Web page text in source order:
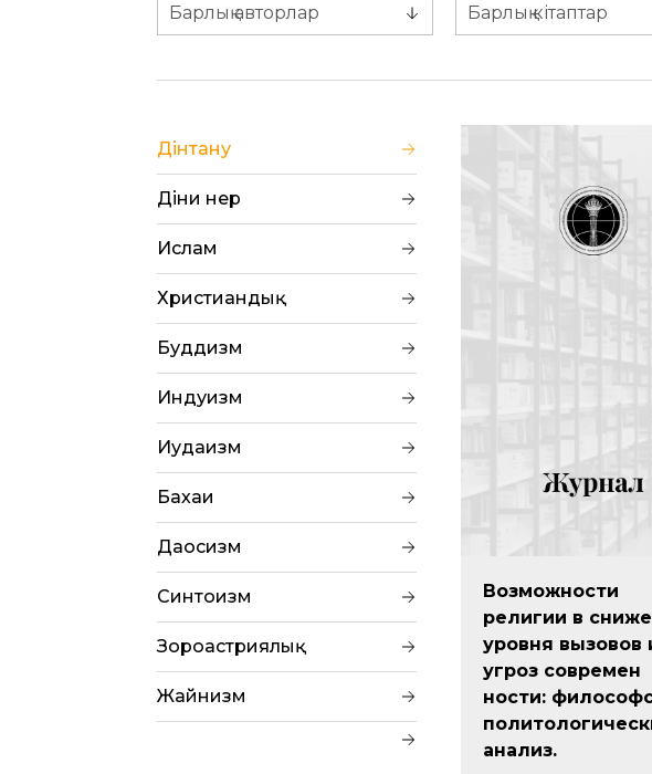
Дінтану
Діни өнер
Ислам
Христиандық
Буддизм
Индуизм
Иудаизм
Бахаи
Даосизм
Синтоизм
Зороастриялық
Жайнизм
Возможности
религии в
уровня вызовов
угроз современ
ности:
анализ.